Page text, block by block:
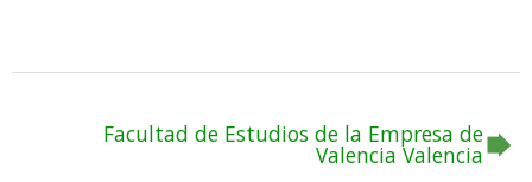
Facultad de Estudios de la Empresa de
Valencia Valencia